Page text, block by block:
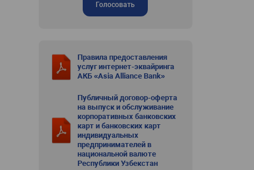
Голосовать
Правила предоставления
услуг интернет-эквайринга
АКБ «Asia Alliance Bank»
Публичный договор-оферта
на выпуск и обслуживание
корпоративных банковских
карт и банковских карт
индивидуальных
предпринимателей в
национальной валюте
Республики Узбекстан